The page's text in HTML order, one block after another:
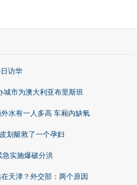
访华
城市为澳大利亚布里斯班
水有一人多高 车厢内缺氧
划艇救了一个孕妇
实施爆破分洪
天津？外交部：两个原因